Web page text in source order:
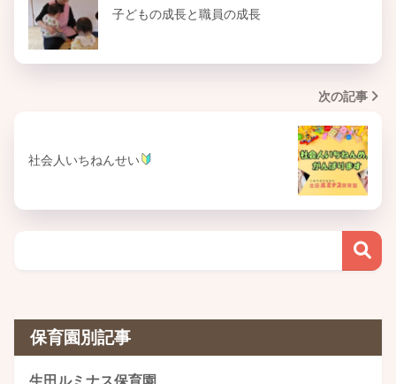
子どもの成長と職員の成長
次の記事
社会人いちねんせい
保育園別記事
生田ルミナス保育園